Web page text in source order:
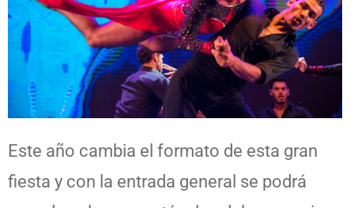
Este año cambia el formato de esta gran
fiesta y con la entrada general se podrá